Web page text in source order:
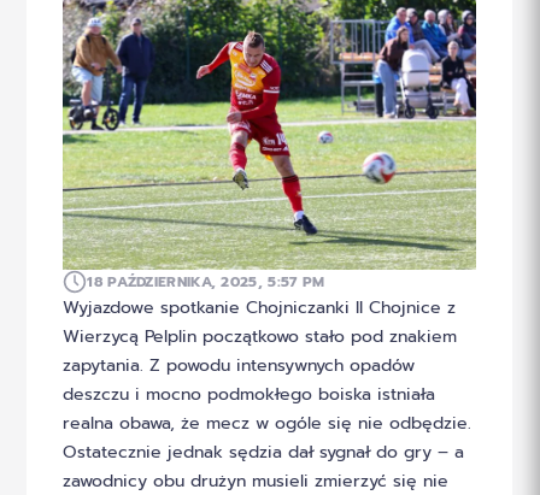
18 PAŹDZIERNIKA, 2025, 5:57 PM
Wyjazdowe spotkanie Chojniczanki II Chojnice z
Wierzycą Pelplin początkowo stało pod znakiem
zapytania. Z powodu intensywnych opadów
deszczu i mocno podmokłego boiska istniała
realna obawa, że mecz w ogóle się nie odbędzie.
Ostatecznie jednak sędzia dał sygnał do gry – a
zawodnicy obu drużyn musieli zmierzyć się nie